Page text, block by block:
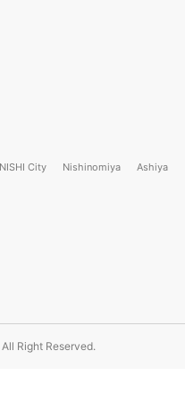
City Nishinomiya Ashiya
Right Reserved.